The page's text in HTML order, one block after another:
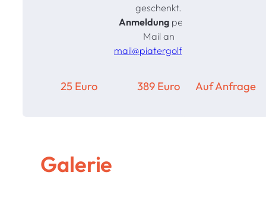
25 Euro
geschenkt.
Anmeldungper E-
Mail an
mail@piatergolf.com
389 Euro Auf Anfrage
Galerie